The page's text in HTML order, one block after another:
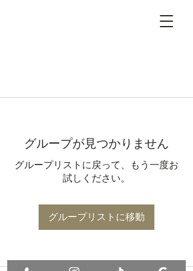
グループが見つかりません
グループリストに戻って、もう一度お
試しください。
グループリストに移動